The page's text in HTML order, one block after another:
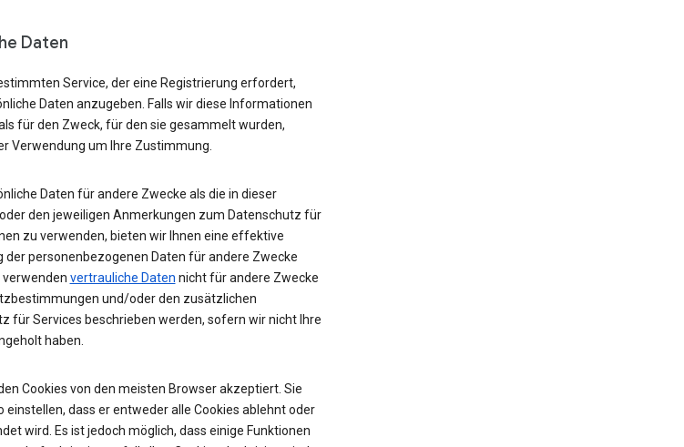
Daten
Service, der eine Registrierung erfordert,
Daten anzugeben. Falls wir diese Informationen
für den Zweck, für den sie gesammelt wurden,
Verwendung um Ihre Zustimmung.
Daten für andere Zwecke als die in dieser
den jeweiligen Anmerkungen zum Datenschutz für
zu verwenden, bieten wir Ihnen eine effektive
der personenbezogenen Daten für andere Zwecke
vertrauliche Daten nicht für andere Zwecke
und/oder den zusätzlichen
für Services beschrieben werden, sofern wir nicht Ihre
haben.
Cookies von den meisten Browser akzeptiert. Sie
einstellen, dass er entweder alle Cookies ablehnt oder
wird. Es ist jedoch möglich, dass einige Funktionen